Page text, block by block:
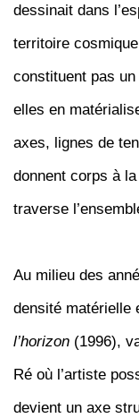
dessinait dans
territoire
constituent pas
elles en
axes, lignes de
donnent corps à
traverse
Au milieu des
densité matérielle
l’horizon (1996),
Ré où l’artiste
devient un axe